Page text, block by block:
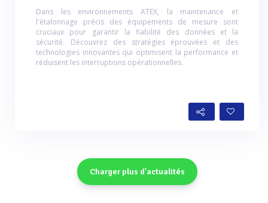
Dans les environnements ATEX, la maintenance et
l'étalonnage précis des équipements de mesure sont
cruciaux pour garantir la fiabilité des données et la
sécurité. Découvrez des stratégies éprouvées et des
technologies innovantes qui optimisent la performance et
réduisent les interruptions opérationnelles.
Charger plus d'actualités